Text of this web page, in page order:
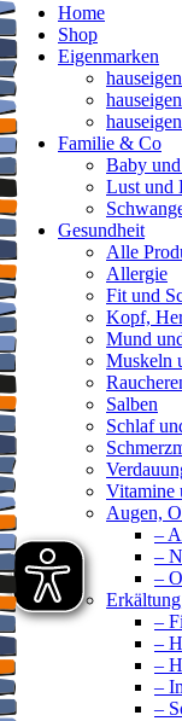
Home
Shop
Eigenmarken
Familie & Co
Baby
Lust und
Gesundheit
Alle
Allergie
Fit und
Kopf,
Mund
Muskeln
Salben
Schlaf
Vitamine
Augen,
–
–
–
–
–
–
–
–